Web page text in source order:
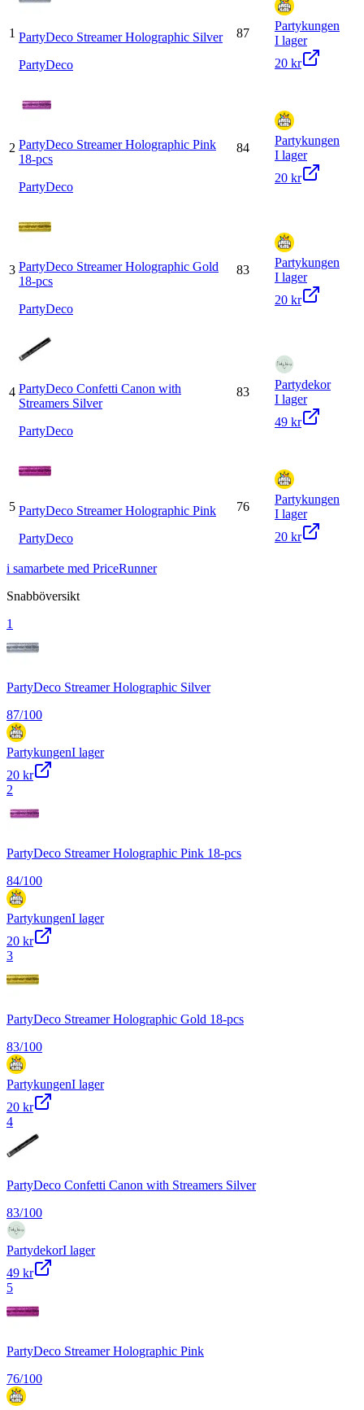
1 PartyDeco Streamer Holographic Silver
PartyDeco
87
Partykungen
I lager
20 kr
2 PartyDeco Streamer Holographic Pink
18-pcs
PartyDeco
84
Partykungen
I lager
20 kr
3 PartyDeco Streamer Holographic Gold
18-pcs
PartyDeco
83
Partykungen
I lager
20 kr
4 PartyDeco Confetti Canon with
Streamers Silver
PartyDeco
83
Partydekor
I lager
49 kr
5 PartyDeco Streamer Holographic Pink
PartyDeco
76
Partykungen
I lager
20 kr
i samarbete med PriceRunner
Snabböversikt
1
PartyDeco Streamer Holographic Silver
87/100
PartykungenI lager
20 kr
2
PartyDeco Streamer Holographic Pink 18-pcs
84/100
PartykungenI lager
20 kr
3
PartyDeco Streamer Holographic Gold 18-pcs
83/100
PartykungenI lager
20 kr
4
PartyDeco Confetti Canon with Streamers Silver
83/100
PartydekorI lager
49 kr
5
PartyDeco Streamer Holographic Pink
76/100